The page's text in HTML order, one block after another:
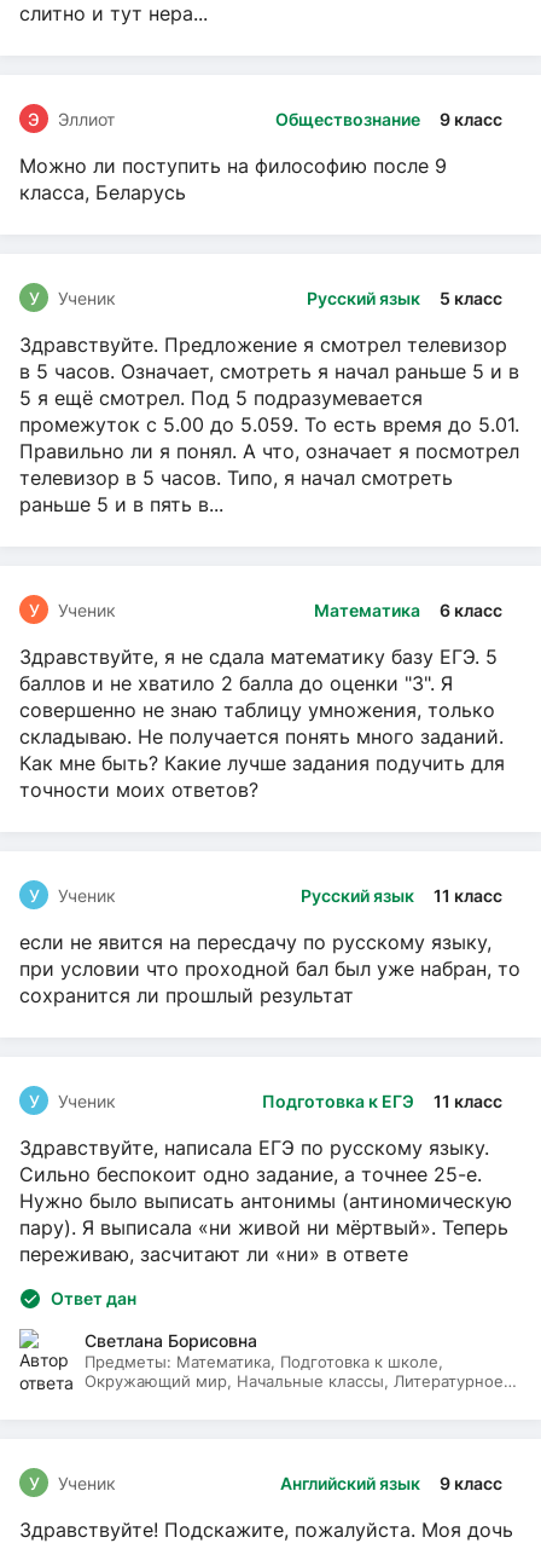
слитно и тут нера...
Обществознание 9 класс
Э Эллиот
Можно ли поступить на философию после 9
класса, Беларусь
Русский язык 5 класс
У Ученик
Здравствуйте. Предложение я смотрел телевизор
в 5 часов. Означает, смотреть я начал раньше 5 и в
5 я ещё смотрел. Под 5 подразумевается
промежуток с 5.00 до 5.059. То есть время до 5.01.
Правильно ли я понял. А что, означает я посмотрел
телевизор в 5 часов. Типо, я начал смотреть
раньше 5 и в пять в...
Математика 6 класс
У Ученик
Здравствуйте, я не сдала математику базу ЕГЭ. 5
баллов и не хватило 2 балла до оценки "3". Я
совершенно не знаю таблицу умножения, только
складываю. Не получается понять много заданий.
Как мне быть? Какие лучше задания подучить для
точности моих ответов?
Русский язык 11 класс
У Ученик
если не явится на пересдачу по русскому языку,
при условии что проходной бал был уже набран, то
сохранится ли прошлый результат
Подготовка к ЕГЭ 11 класс
У Ученик
Здравствуйте, написала ЕГЭ по русскому языку.
Сильно беспокоит одно задание, а точнее 25-е.
Нужно было выписать антонимы (антиномическую
пару). Я выписала «ни живой ни мёртвый». Теперь
переживаю, засчитают ли «ни» в ответе
Ответ дан
Светлана Борисовна
Предметы: Математика, Подготовка к школе,
Окружающий мир, Начальные классы, Литературное
Английский язык 9 класс
У Ученик
Здравствуйте! Подскажите, пожалуйста. Моя дочь